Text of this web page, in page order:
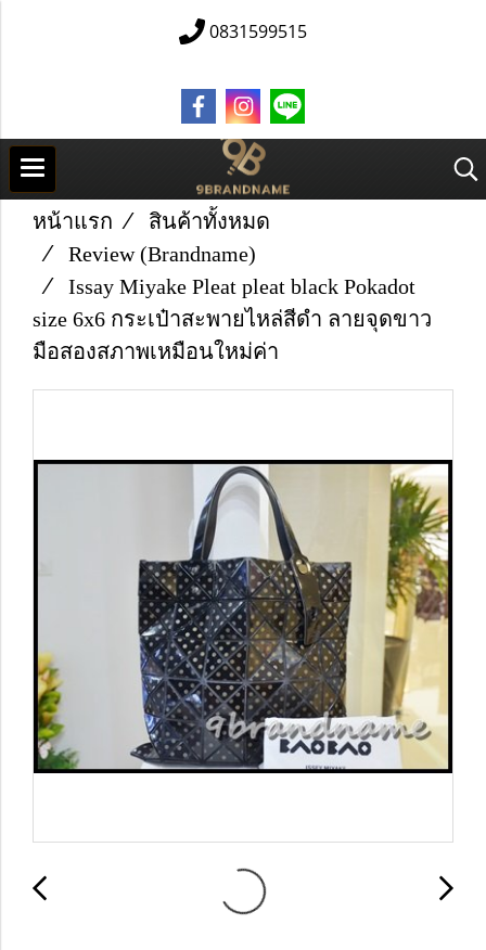
0831599515
หน้าแรก
สินค้าทั้งหมด
Review (Brandname)
Issay Miyake Pleat pleat black Pokadot
size 6x6 กระเป๋าสะพายไหล่สีดำ ลายจุดขาว
มือสองสภาพเหมือนใหม่ค่า